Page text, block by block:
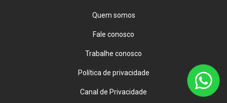
Quem somos
Fale conosco
Trabalhe conosco
Política de privacidade
Canal de Privacidade